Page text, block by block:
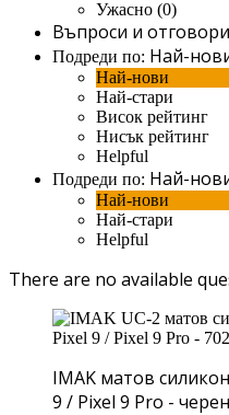
Ужасно (0)
Въпроси и
Подреди по: Най-
Най-нови
Най-стари
Висок рейтинг
Нисък рейтинг
Helpful
Подреди по: Най-
Най-нови
Най-стари
Helpful
There are no available
IMAK матов
9 / Pixel 9 Pro - черен